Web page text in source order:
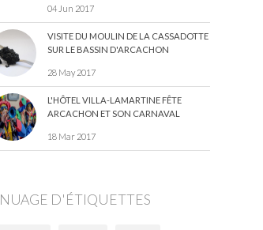
04 Jun 2017
VISITE DU MOULIN DE LA CASSADOTTE
SUR LE BASSIN D'ARCACHON
28 May 2017
L'HÔTEL VILLA-LAMARTINE FÊTE
ARCACHON ET SON CARNAVAL
18 Mar 2017
NUAGE D'ÉTIQUETTES